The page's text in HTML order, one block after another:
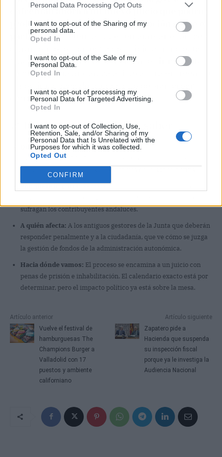
Personal Data Processing Opt Outs
I want to opt-out of the Sharing of my
personal data.
Opted In
I want to opt-out of the Sale of my
Personal Data.
Opted In
I want to opt-out of processing my
Personal Data for Targeted Advertising.
Opted In
I want to opt-out of Collection, Use,
Retention, Sale, and/or Sharing of my
Personal Data that Is Unrelated with the
Purposes for which it was collected.
Opted Out
CONFIRM
enfrentan ahora a un nuevo juicio que podría
prolongar la sombra de la corrupción sobre el
partido. Las defensas pueden alargar el proceso
fijada, pero el daño reputacional es inmediato.
La ciudadanía andaluza asiste a otra entrega de
empleo y riqueza.
📌 En claves: lo que debes saber
Qué ha pasado:El juez Vilaplana ha abierto juicio oral contra
14 ex cargos del PSOE y tres empresarios por prevaricación y
malversación en el caso Avales Propios de la Agencia IDEA.
Por qué te importa:Se trata de 1,2 millones de euros públicos
sufragan los contribuyentes andaluces.
A quién afecta: A los antiguos gestores de la Junta que deberán
responder penalmente y a la ciudadanía, que ve cómo se juzga
la gestión de fondos de la administración autonómica.
Hacia dónde vamos: El proceso se encamina a un juicio con
penas de prisión e inhabilitación. El calendario exacto está por
determinar, pero el impacto político ya está sobre la mesa.
Artículo anterior
Vuelve el festival de
hamburguesas The
Champions Burger a
Valladolid con 17
puestos y ambiente
californiano
Artículo siguiente
Zapatero pide a
Hacienda que suspenda
su inspección fiscal
porque ya le investiga la
Audiencia Nacional